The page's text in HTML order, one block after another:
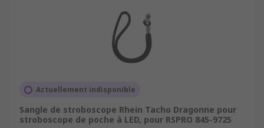
Actuellement indisponible
Sangle de stroboscope Rhein Tacho Dragonne pour
stroboscope de poche à LED, pour RSPRO 845-9725